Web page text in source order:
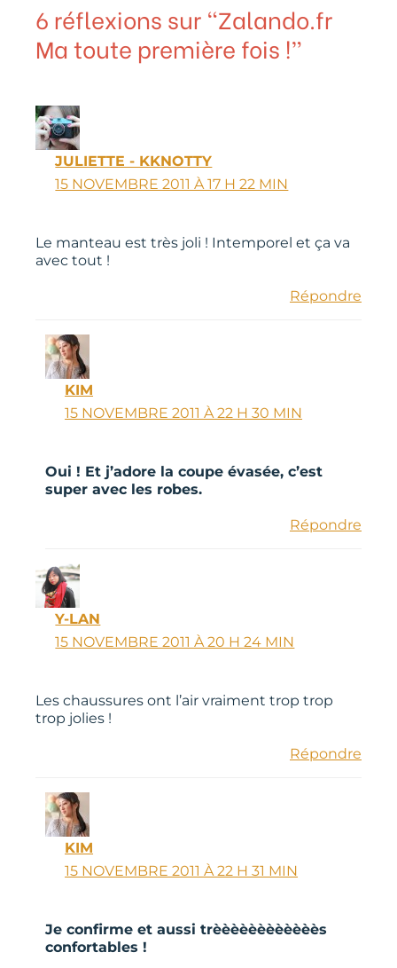
6 réflexions sur “Zalando.fr
Ma toute première fois !”
JULIETTE - KKNOTTY
15 NOVEMBRE 2011 À 17 H 22 MIN
Le manteau est très joli ! Intemporel et ça va
avec tout !
Répondre
KIM
15 NOVEMBRE 2011 À 22 H 30 MIN
Oui ! Et j’adore la coupe évasée, c’est
super avec les robes.
Répondre
Y-LAN
15 NOVEMBRE 2011 À 20 H 24 MIN
Les chaussures ont l’air vraiment trop trop
trop jolies !
Répondre
KIM
15 NOVEMBRE 2011 À 22 H 31 MIN
Je confirme et aussi trèèèèèèèèèèèès
confortables !